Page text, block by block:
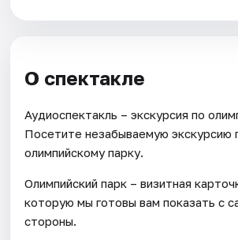
О спектакле
Аудиоспектакль – экскурсия по
Посетите незабываемую экскурсию
олимпийскому парку.
Олимпийский парк – визитная
которую мы готовы вам показать с
стороны.